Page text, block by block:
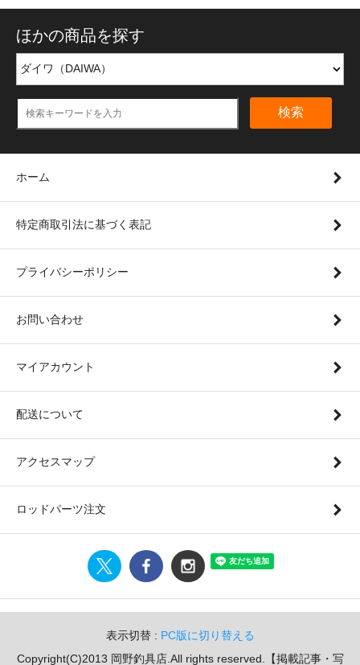
ほかの商品を探す
検索
ホーム
特定商取引法に基づく表記
プライバシーポリシー
お問い合わせ
マイアカウント
配送について
アクセスマップ
ロッドパーツ注文
表示切替 : PC版に切り替える
Copyright(C)2013 岡野釣具店.All rights reserved.【掲載記事・写